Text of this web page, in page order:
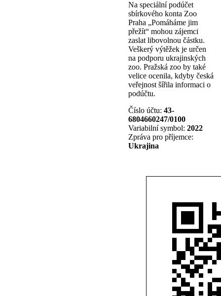
Na speciální podúčet
sbírkového konta Zoo
Praha „Pomáháme jim
přežít“ mohou zájemci
zaslat libovolnou částku.
Veškerý výtěžek je určen
na podporu ukrajinských
zoo. Pražská zoo by také
velice ocenila, kdyby česká
veřejnost šířila informaci o
podúčtu.
Číslo účtu: 43-
6804660247/0100
Variabilní symbol: 2022
Zpráva pro příjemce:
Ukrajina